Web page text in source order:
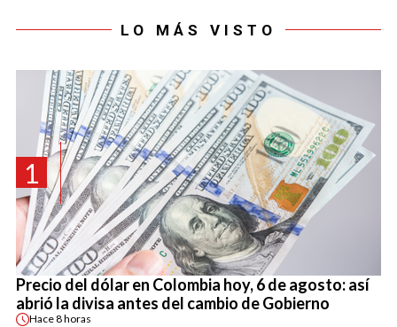
LO MÁS VISTO
1
Precio del dólar en Colombia hoy, 6 de agosto: así
abrió la divisa antes del cambio de Gobierno
Hace8 horas